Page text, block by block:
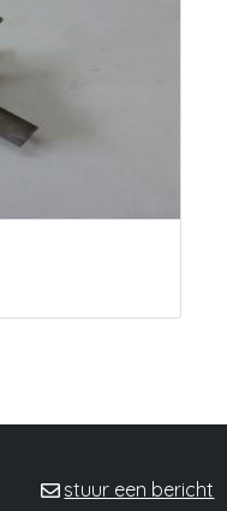
stuur een bericht